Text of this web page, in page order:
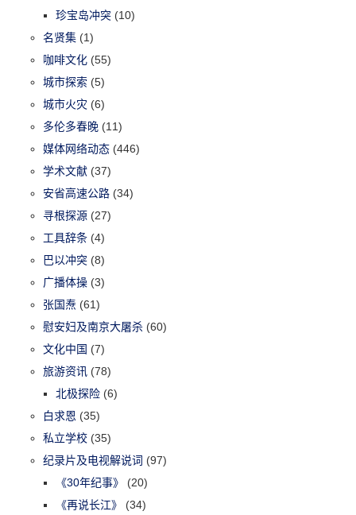
珍宝岛冲突 (10)
名贤集 (1)
咖啡文化 (55)
城市探索 (5)
城市火灾 (6)
多伦多春晚 (11)
媒体网络动态 (446)
学术文献 (37)
安省高速公路 (34)
寻根探源 (27)
工具辞条 (4)
巴以冲突 (8)
广播体操 (3)
张国焘 (61)
慰安妇及南京大屠杀 (60)
文化中国 (7)
旅游资讯 (78)
北极探险 (6)
白求恩 (35)
私立学校 (35)
纪录片及电视解说词 (97)
《30年纪事》
(20)
《再说长江》
(34)